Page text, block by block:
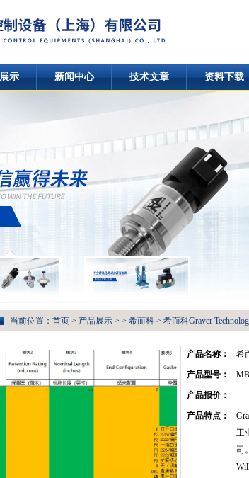
示 新闻中心 技术文章 资料下载
当前位置： 首页 > 产品展示 > > 希而科 > 希而科Graver
产品名称： 希
产品型号：
产品报价：
产品特点：
工
司